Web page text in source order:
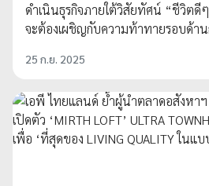
ดำเนินธุรกิจภายใต้วิสัยทัศน์ “ชีวิตดี
จะต้องเผชิญกับความท้าทายรอบด้า
25 ก.ย. 2025